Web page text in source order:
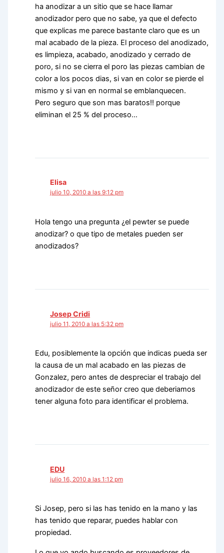
ha anodizar a un sitio que se hace llamar
anodizador pero que no sabe, ya que el defecto
que explicas me parece bastante claro que es un
mal acabado de la pieza. El proceso del anodizado,
es limpieza, acabado, anodizado y cerrado de
poro, si no se cierra el poro las piezas cambian de
color a los pocos dias, si van en color se pierde el
mismo y si van en normal se emblanquecen.
Pero seguro que son mas baratos!! porque
eliminan el 25 % del proceso…
Elisa
julio 10, 2010 a las 9:12 pm
Hola tengo una pregunta ¿el pewter se puede
anodizar? o que tipo de metales pueden ser
anodizados?
Josep Cridi
julio 11, 2010 a las 5:32 pm
Edu, posiblemente la opción que indicas pueda ser
la causa de un mal acabado en las piezas de
Gonzalez, pero antes de despreciar el trabajo del
anodizador de este señor creo que deberiamos
tener alguna foto para identificar el problema.
EDU
julio 16, 2010 a las 1:12 pm
Si Josep, pero si las has tenido en la mano y las
has tenido que reparar, puedes hablar con
propiedad.